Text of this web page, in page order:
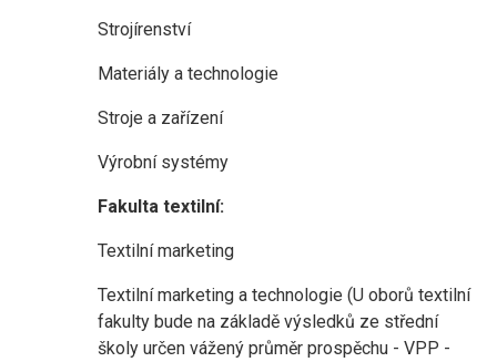
Strojírenství
Materiály a technologie
Stroje a zařízení
Výrobní systémy
Fakulta textilní:
Textilní marketing
Textilní marketing a technologie (U oborů textilní
fakulty bude na základě výsledků ze střední
školy určen vážený průměr prospěchu - VPP -